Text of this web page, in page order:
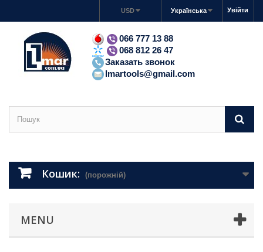
Увійти
Українська
USD
066 777 13 88
068 812 26 47
Заказать звонок
lmartools@gmail.com
Кошик: (порожній)
MENU